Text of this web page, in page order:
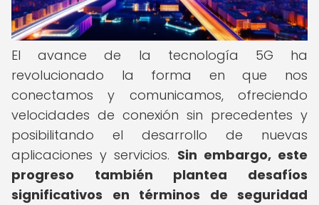
El avance de la tecnología 5G ha
revolucionado la forma en que nos
conectamos y comunicamos, ofreciendo
velocidades de conexión sin precedentes y
posibilitando el desarrollo de nuevas
aplicaciones y servicios. Sin embargo, este
progreso también plantea desafíos
significativos en términos de seguridad